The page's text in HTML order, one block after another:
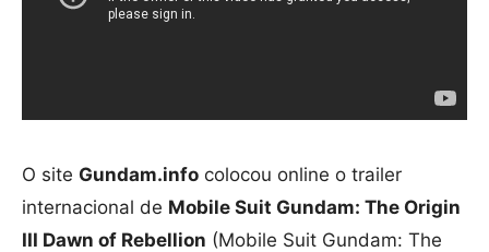
O site Gundam.info colocou online o trailer
internacional de Mobile Suit Gundam: The Origin
III Dawn of Rebellion (Mobile Suit Gundam: The